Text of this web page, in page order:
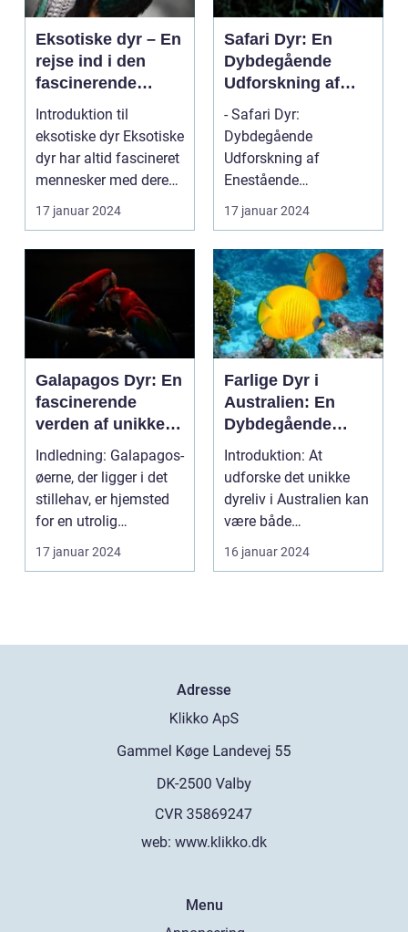
Eksotiske dyr – En
rejse ind i den
fascinerende
verden af unikke
kreaturer
Introduktion til
eksotiske dyr Eksotiske
dyr har altid fascineret
mennesker med deres
særegne udsee...
17 januar 2024
Safari Dyr: En
Dybdegående
Udforskning af
Fænomenet
- Safari Dyr:
Dybdegående
Udforskning af
Enestående
Skabninger H2 -
Præsentation af Safari
Dyr: Sa...
17 januar 2024
Galapagos Dyr: En
fascinerende
verden af unikke
skabninger
Indledning: Galapagos-
øerne, der ligger i det
stillehav, er hjemsted
for en utrolig
mangfoldighed a...
17 januar 2024
Farlige Dyr i
Australien: En
Dybdegående
Undersøgelse
Introduktion: At
udforske det unikke
dyreliv i Australien kan
være både
fascinerende og
skræmmende....
16 januar 2024
Adresse
web: www.klikko.dk
Menu